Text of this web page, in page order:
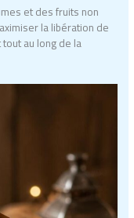
et des fruits non
la libération de
au long de la